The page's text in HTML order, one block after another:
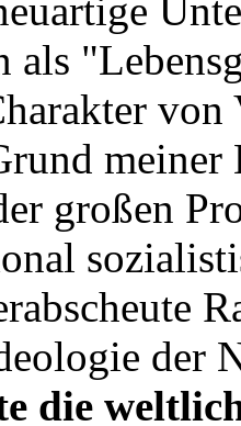
als
von
meiner
großen
der
die